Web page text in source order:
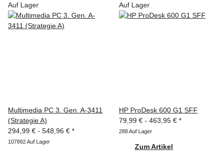
Auf Lager
Multimedia PC 3. Gen. A-3411
(Strategie A)
294,99 € - 548,96 € *
107892 Auf Lager
Auf Lager
HP ProDesk 600 G1 SFF
79,99 € - 463,95 € *
288 Auf Lager
Zum Artikel